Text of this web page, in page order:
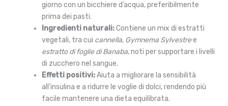
giorno con un bicchiere d’acqua, preferibilmente
prima dei pasti.
Ingredienti naturali:Contiene un mix di estratti
vegetali, tra cui cannella, Gymnema Sylvestree
estratto di foglie di Banaba, noti per supportare i livelli
di zucchero nel sangue.
Effetti positivi:Aiuta a migliorare la sensibilità
all’insulina e a ridurre le voglie di dolci, rendendo più
facile mantenere una dieta equilibrata.